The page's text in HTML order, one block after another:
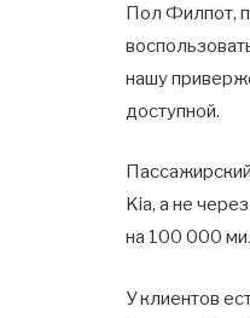
Пол Филпот,
нашу
доступной.
Kia, а не
на 100 000
У клиентов